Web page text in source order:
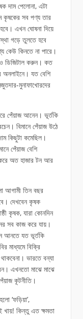
দাম পেলোনা, এটা
কৃষকের সব পণ্য তার
এখন ঘোষনা দিয়ে
গড়ে তুলতে হবে
কেউ কিনতে না পারে।
ডিজিটাল করুন। কত
অনলাইনে। যত বেশি
মুনাফাখোরদের
পেঁয়াজ আনেন। ভূর্তকি
বিমানে পেঁয়াজ উঠে
কিছুটা কমেছিল।
পেঁয়াজ বেশি
অত হাজার টন আর
আগামী তিন বছর
দেখবেন কৃষক
কৃষক, যারা কোনদিন
সব কাজ করে যায়।
আনতে যত ভূর্তকি
মাধ্যমে বিক্রি
ভারতে বন্যা
এখনতো মাঝে মাঝে
কূটনীতি।
‘ফড়িয়া’,
খায়! কিন্তু এত ক্ষমতা